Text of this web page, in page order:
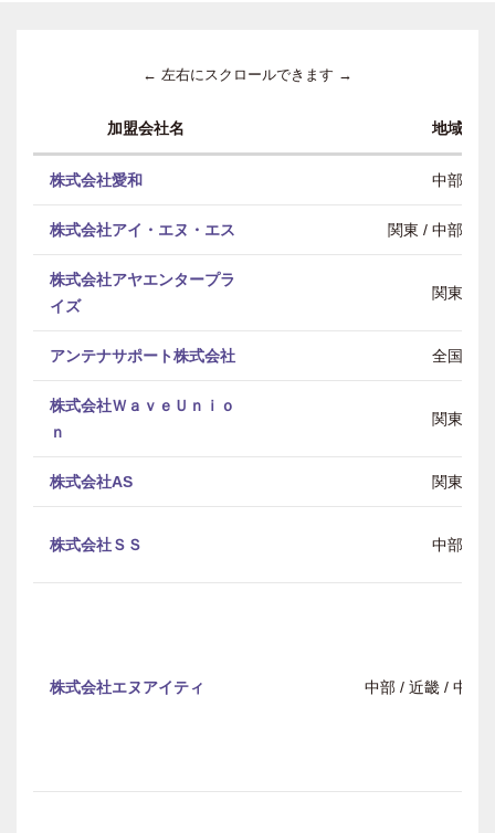
← 左右にスクロールできます →
加盟会社名 地域
株式会社愛和 中部
株式会社アイ・エヌ・エス 関東 / 中部 / 近
株式会社アヤエンタープラ
イズ
関東
アンテナサポート株式会社 全国
株式会社ＷａｖｅＵｎｉｏ
ｎ
関東
株式会社AS 関東
株式会社ＳＳ 中部
株式会社エヌアイティ 中部 / 近畿 / 中国